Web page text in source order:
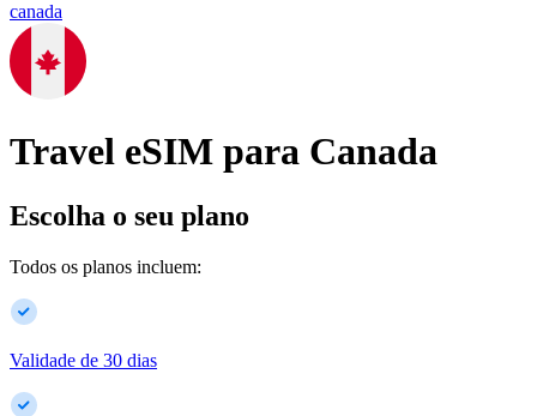
canada
Travel eSIM para Canada
Escolha o seu plano
Todos os planos incluem:
Validade de 30 dias